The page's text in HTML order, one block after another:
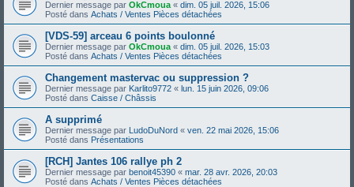
Dernier message par OkCmoua « dim. 05 juil. 2026, 15:06
Posté dans Achats / Ventes Pièces détachées
[VDS-59] arceau 6 points boulonné
Dernier message par OkCmoua « dim. 05 juil. 2026, 15:03
Posté dans Achats / Ventes Pièces détachées
Changement mastervac ou suppression ?
Dernier message par Karlito9772 « lun. 15 juin 2026, 09:06
Posté dans Caisse / Châssis
A supprimé
Dernier message par LudoDuNord « ven. 22 mai 2026, 15:06
Posté dans Présentations
[RCH] Jantes 106 rallye ph 2
Dernier message par benoit45390 « mar. 28 avr. 2026, 20:03
Posté dans Achats / Ventes Pièces détachées